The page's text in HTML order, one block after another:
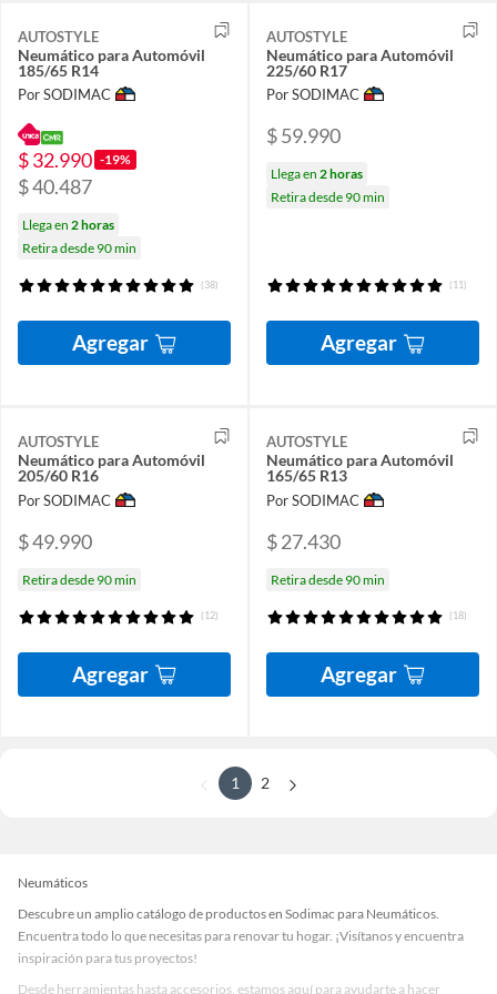
AUTOSTYLE
Neumático para Automóvil
185/65 R14
Por SODIMAC
$ 32.990 -19%
$ 40.487
Llega en 2 horas
Retira desde 90 min
(38)
Agregar
AUTOSTYLE
Neumático para Automóvil
225/60 R17
Por SODIMAC
$ 59.990
Llega en 2 horas
Retira desde 90 min
(11)
Agregar
AUTOSTYLE
Neumático para Automóvil
205/60 R16
Por SODIMAC
$ 49.990
Retira desde 90 min
(12)
Agregar
AUTOSTYLE
Neumático para Automóvil
165/65 R13
Por SODIMAC
$ 27.430
Retira desde 90 min
(18)
Agregar
1 2
Neumáticos
Descubre un amplio catálogo de productos en Sodimac para Neumáticos.
Encuentra todo lo que necesitas para renovar tu hogar. ¡Visítanos y encuentra
inspiración para tus proyectos!
Desde herramientas hasta accesorios, estamos aquí para ayudarte a hacer